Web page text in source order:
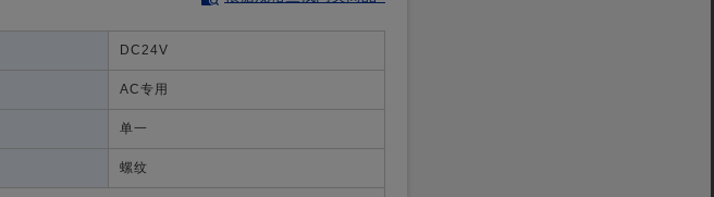
DC24V
AC专用
单一
螺纹